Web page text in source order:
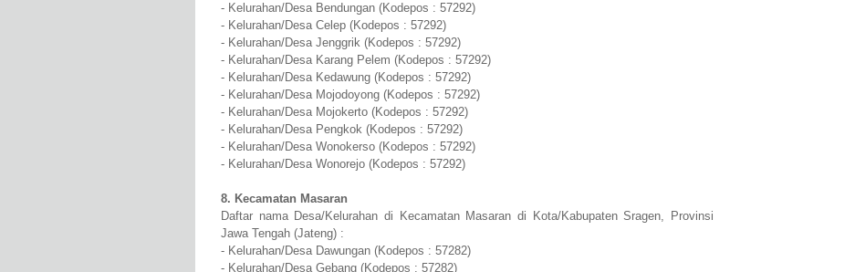
- Kelurahan/Desa Bendungan (Kodepos : 57292)
- Kelurahan/Desa Celep (Kodepos : 57292)
- Kelurahan/Desa Jenggrik (Kodepos : 57292)
- Kelurahan/Desa Karang Pelem (Kodepos : 57292)
- Kelurahan/Desa Kedawung (Kodepos : 57292)
- Kelurahan/Desa Mojodoyong (Kodepos : 57292)
- Kelurahan/Desa Mojokerto (Kodepos : 57292)
- Kelurahan/Desa Pengkok (Kodepos : 57292)
- Kelurahan/Desa Wonokerso (Kodepos : 57292)
- Kelurahan/Desa Wonorejo (Kodepos : 57292)
8. Kecamatan Masaran
Daftar nama Desa/Kelurahan di Kecamatan Masaran di Kota/Kabupaten Sragen, Provinsi
Jawa Tengah (Jateng) :
- Kelurahan/Desa Dawungan (Kodepos : 57282)
- Kelurahan/Desa Gebang (Kodepos : 57282)